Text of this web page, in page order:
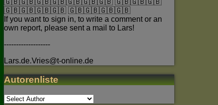
🇬🇧🇬🇧🇬🇧🇬🇧🇬🇧🇬🇧🇬🇧 🇬🇧🇬🇧🇬🇧
🇬🇧🇬🇧🇬🇧🇬🇧 🇬🇧🇬🇧🇬🇧🇬🇧
If you want to sign in, to write a comment or an
own report, please sent a mail to Lars!
-------------------
Lars.de.Vries@t-online.de
Autorenliste